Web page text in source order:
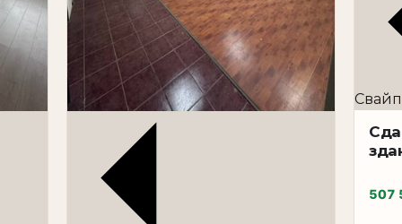
бизнес-форматы
деловых локаций Яккасарайского района,
доходности.
Свайп
507